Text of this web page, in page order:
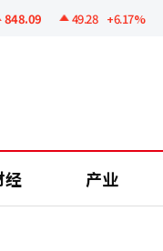
49.28 +6.17%
经 产业